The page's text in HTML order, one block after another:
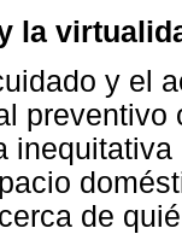
la
y el
de